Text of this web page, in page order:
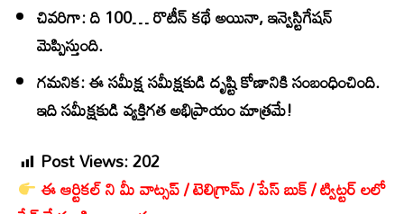
చివరిగా: ది 100… రొటీన్‌ కథే అయినా, ఇన్వెస్టిగేషన్‌
మెప్పిస్తుంది.
గమనిక: ఈ సమీక్ష సమీక్షకుడి దృష్టి కోణానికి సంబంధించింది.
ఇది సమీక్షకుడి వ్యక్తిగత అభిప్రాయం మాత్రమే!
Post Views:202
ఈ ఆర్టికల్ ని మీ వాట్సప్ / టెలిగ్రామ్ / పేస్ బుక్ / ట్విట్టర్ లలో